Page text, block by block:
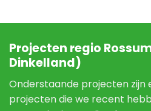
Projecten regio
Dinkelland)
Onderstaande projecten zijn
projecten die we recent